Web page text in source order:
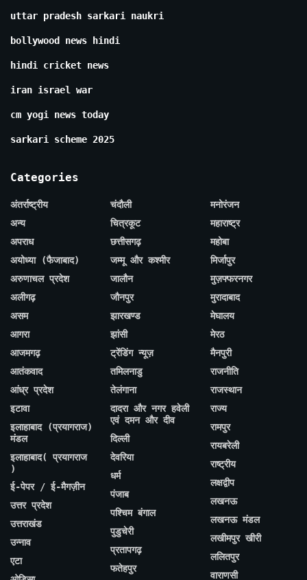
uttar pradesh sarkari naukri
bollywood news hindi
hindi cricket news
iran israel war
cm yogi news today
sarkari scheme 2025
Categories
अंतर्राष्ट्रीय
अन्य
अपराध
अयोध्या (फैजाबाद)
अरुणाचल प्रदेश
अलीगढ़
असम
आगरा
आजमगढ़
आतंकवाद
आंध्र प्रदेश
इटावा
इलाहाबाद (प्रयागराज)
मंडल
इलाहाबाद( प्रयागराज
)
ई-पेपर / ई-मैगज़ीन
उत्तर प्रदेश
उत्तराखंड
उन्नाव
एटा
चंदौली
चित्रकूट
छत्तीसगढ़
जम्मू और कश्मीर
जालौन
जौनपुर
झारखण्ड
झांसी
ट्रेंडिंग न्यूज़
तमिलनाडु
तेलंगाना
दादरा और नगर हवेली
एवं दमन और दीव
दिल्ली
देवरिया
धर्म
पंजाब
पश्चिम बंगाल
पुडुचेरी
प्रतापगढ़
फतेहपुर
मनोरंजन
महाराष्ट्र
महोबा
मिर्जापुर
मुज़फ्फरनगर
मुरादाबाद
मेघालय
मेरठ
मैनपुरी
राजनीति
राजस्थान
राज्य
रामपुर
रायबरेली
राष्ट्रीय
लक्षद्वीप
लखनऊ
लखनऊ मंडल
लखीमपुर खीरी
ललितपुर
वाराणसी